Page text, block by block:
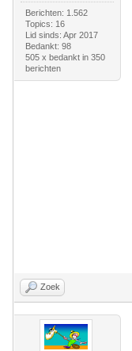
Berichten: 1.562
Topics: 16
Lid sinds: Apr 2017
Bedankt: 98
505 x bedankt in 350
berichten
Zoek